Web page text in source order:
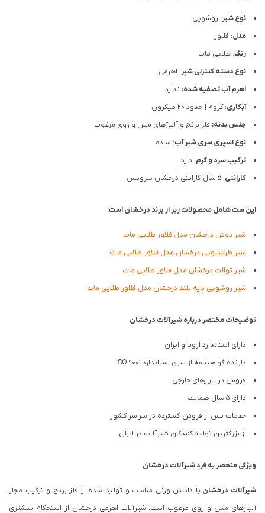
نوع شیر: روشویی
مدل: فلاور
رنگ: طلایی مات
نوع دسته کنترلی شیر: اهرمی
اهرم آب تصفیه شده: ندارد
آبکاری: کروم | حدود 20 میکرون
جنس بدنه: فلز برنج و آلیاژهای مس و روی مرغوب
نوع اسپری سری شیر آب: ساده
ترکیب سرد و گرم: دارد
گارانتی: 5 سال گارانتی درخشان سرویس
این ست شامل محصولات زیر از برند درخشان است:
شیر دوش درخشان مدل فلاور طلایی مات
شیر ظرفشویی درخشان مدل فلاور طلایی مات
شیر توالت درخشان مدل فلاور طلایی مات
شیر روشویی پایه بلند درخشان مدل فلاور طلایی مات
توضیحات مختصر درباره شیرآلات درخشان
دارای استاندارد اروپا و ایران
دارنده گواهینامه از سری استاندارد ISO 9001
فروش در بازارهای خارجی
دارای 5 سال ضمانت
خدمات پس از فروش گسترده در سراسر کشور
از بزرگترین تولید کنندگان شیرآلات در ایران
ویژگی منحصر به فرد شیرآلات درخشان
شیرآلات درخشان با داشتن وزنی مناسب و تولید شده از فلز برنج و ترکیب مجاز
آلیاژهای مس و روی مرغوب است. شیرآلات اهرمی درخشان از استحکام بیشتری